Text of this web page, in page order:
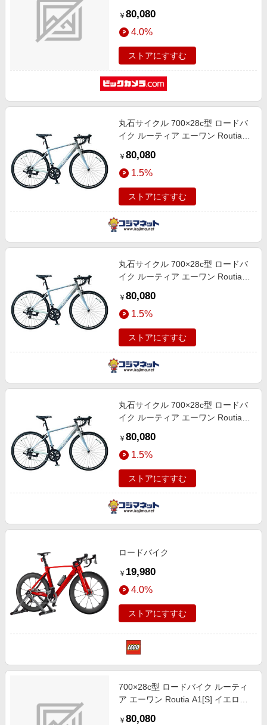
（2×7）]
￥ 80,080
4.0%
ストアにすすむ
丸石サイクル 700×28c型 ロードバ
イク ルーティア エーワン Routia
ライトブルー 【組立商品につき返
品不可】 RA500A
￥ 80,080
1.5%
ストアにすすむ
丸石サイクル 700×28c型 ロードバ
イク ルーティア エーワン Routia
ライトブルー 【組立商品につき返
品不可】 RA465A
￥ 80,080
1.5%
ストアにすすむ
丸石サイクル 700×28c型 ロードバ
イク ルーティア エーワン Routia
ライトブルー 【組立商品につき返
品不可】 RA430A
￥ 80,080
1.5%
ストアにすすむ
ロードバイク
￥ 19,980
4.0%
ストアにすすむ
700×28c型 ロードバイク ルーティ
ア エーワン Routia A1[S] イエロー
￥ 80,080